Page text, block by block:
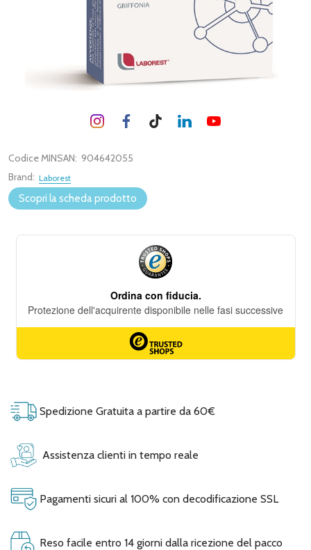
Codice MINSAN: 904642055
Brand: Laborest
Scopri la scheda prodotto
Spedizione Gratuita a partire da 60€
Assistenza clienti in tempo reale
Pagamenti sicuri al 100% con decodificazione SSL
Reso facile entro 14 giorni dalla ricezione del pacco